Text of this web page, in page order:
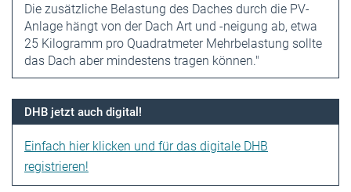
Die zusätzliche Belastung des Daches durch die PV-
Anlage hängt von der Dach Art und -neigung ab, etwa
25 Kilogramm pro Quadratmeter Mehrbelastung sollte
das Dach aber mindestens tragen können."
DHB jetzt auch digital!
Einfach hier klicken und für das digitale DHB
registrieren!